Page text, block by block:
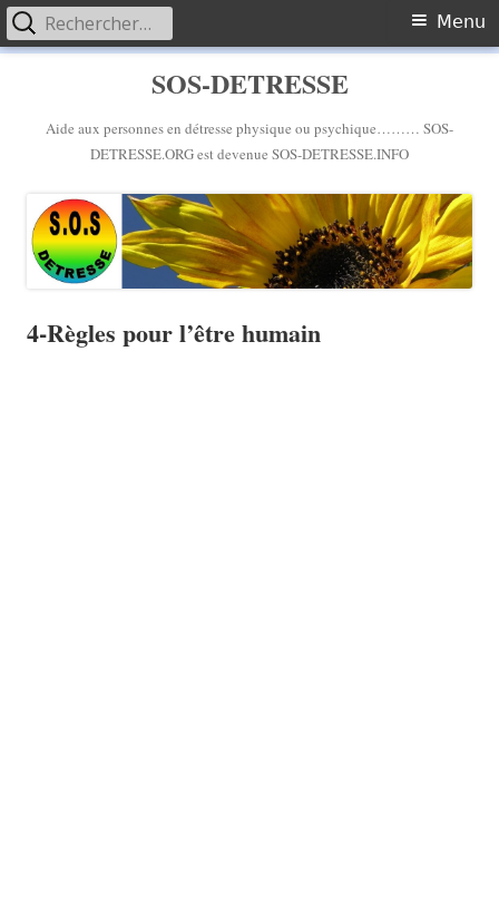
content
SOS-DETRESSE
Aide aux personnes en détresse physique ou psychique……… SOS-
DETRESSE.ORG est devenue SOS-DETRESSE.INFO
Primary
Menu
Rechercher :
4-Règles pour l’être humain